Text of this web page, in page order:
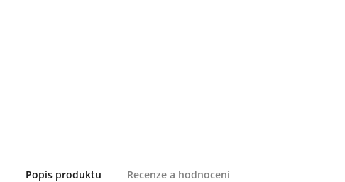
Popis produktu
Recenze a hodnocení